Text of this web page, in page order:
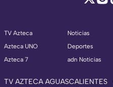
TV Azteca
Azteca UNO
Azteca 7
Noticias
Deportes
adn Noticias
TV AZTECA AGUASCALIENTES